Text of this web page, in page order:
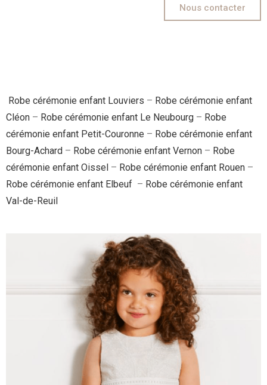
Nous contacter
Robe cérémonie enfant Louviers – Robe cérémonie enfant
Cléon – Robe cérémonie enfant Le Neubourg – Robe
cérémonie enfant Petit-Couronne – Robe cérémonie enfant
Bourg-Achard – Robe cérémonie enfant Vernon – Robe
cérémonie enfant Oissel – Robe cérémonie enfant Rouen –
Robe cérémonie enfant Elbeuf – Robe cérémonie enfant
Val-de-Reuil